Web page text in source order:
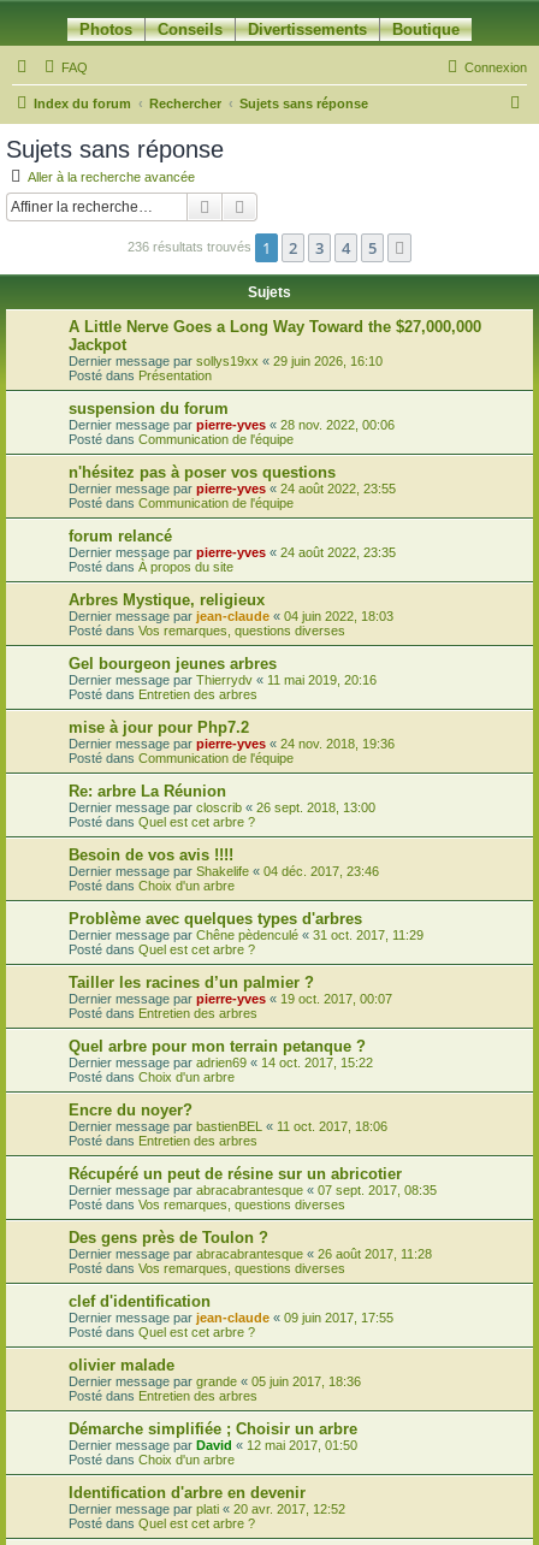
Photos Conseils Divertissements Boutique
FAQ Connexion
Index du forum Rechercher Sujets sans réponse
c
Sujets sans réponse
Aller à la recherche avancée
Rechercher
236 résultats trouvés 1 2 3 4 5
Sujets
A Little Nerve Goes a Long Way Toward the $27,000,000
Jackpot
Dernier message par sollys19xx « 29 juin 2026, 16:10
Posté dans Présentation
suspension du forum
Dernier message par pierre-yves « 28 nov. 2022, 00:06
Posté dans Communication de l'équipe
n'hésitez pas à poser vos questions
Dernier message par pierre-yves « 24 août 2022, 23:55
Posté dans Communication de l'équipe
forum relancé
Dernier message par pierre-yves « 24 août 2022, 23:35
Posté dans À propos du site
Arbres Mystique, religieux
Dernier message par jean-claude « 04 juin 2022, 18:03
Posté dans Vos remarques, questions diverses
Gel bourgeon jeunes arbres
Dernier message par Thierrydv « 11 mai 2019, 20:16
Posté dans Entretien des arbres
mise à jour pour Php7.2
Dernier message par pierre-yves « 24 nov. 2018, 19:36
Posté dans Communication de l'équipe
Re: arbre La Réunion
Dernier message par closcrib « 26 sept. 2018, 13:00
Posté dans Quel est cet arbre ?
Besoin de vos avis !!!!
Dernier message par Shakelife « 04 déc. 2017, 23:46
Posté dans Choix d'un arbre
Problème avec quelques types d'arbres
Dernier message par Chêne pèdenculé « 31 oct. 2017, 11:29
Posté dans Quel est cet arbre ?
Tailler les racines d’un palmier ?
Dernier message par pierre-yves « 19 oct. 2017, 00:07
Posté dans Entretien des arbres
Quel arbre pour mon terrain petanque ?
Dernier message par adrien69 « 14 oct. 2017, 15:22
Posté dans Choix d'un arbre
Encre du noyer?
Dernier message par bastienBEL « 11 oct. 2017, 18:06
Posté dans Entretien des arbres
Récupéré un peut de résine sur un abricotier
Dernier message par abracabrantesque « 07 sept. 2017, 08:35
Posté dans Vos remarques, questions diverses
Des gens près de Toulon ?
Dernier message par abracabrantesque « 26 août 2017, 11:28
Posté dans Vos remarques, questions diverses
clef d'identification
Dernier message par jean-claude « 09 juin 2017, 17:55
Posté dans Quel est cet arbre ?
olivier malade
Dernier message par grande « 05 juin 2017, 18:36
Posté dans Entretien des arbres
Démarche simplifiée ; Choisir un arbre
Dernier message par David « 12 mai 2017, 01:50
Posté dans Choix d'un arbre
Identification d'arbre en devenir
Dernier message par plati « 20 avr. 2017, 12:52
Posté dans Quel est cet arbre ?